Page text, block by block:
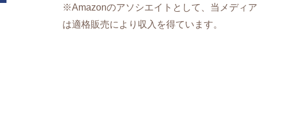
※Amazonのアソシエイトとして、当メディア
は適格販売により収入を得ています。